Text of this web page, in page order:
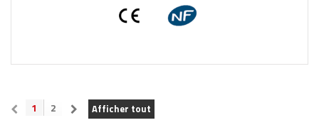
Afficher tout
1 2